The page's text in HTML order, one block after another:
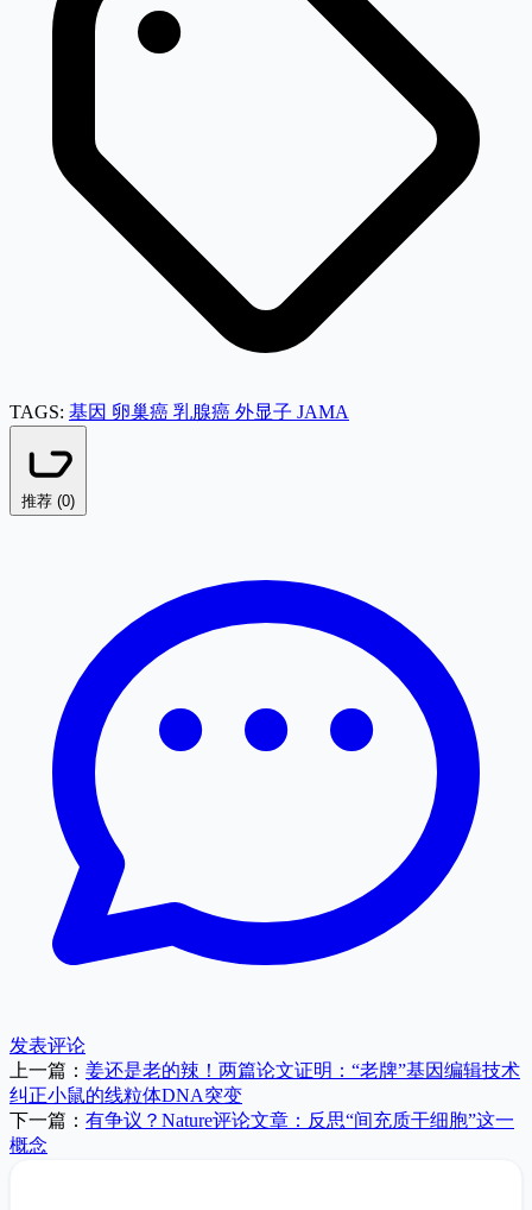
TAGS: 基因 卵巢癌 乳腺癌 外显子 JAMA
推荐 (0)
发表评论
上一篇： 姜还是老的辣！两篇论文证明：“老牌”基因编辑技术
纠正小鼠的线粒体DNA突变
下一篇： 有争议？Nature评论文章：反思“间充质干细胞”这一
概念